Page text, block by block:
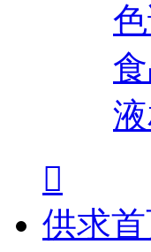

供求